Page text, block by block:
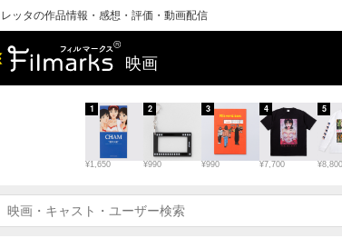
ッタの作品情報・感想・評価・動画配信
映画
¥1,650
1
¥990
2
¥990
3
¥7,700
4
¥8,800
5